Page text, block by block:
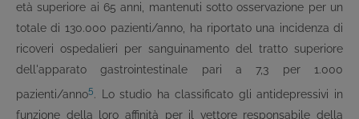
età superiore ai 65 anni, mantenuti sotto osservazione per un
totale di 130.000 pazienti/anno, ha riportato una incidenza di
ricoveri ospedalieri per sanguinamento del tratto superiore
dell'apparato gastrointestinale pari a 7,3 per 1.000
pazienti/anno5. Lo studio ha classificato gli antidepressivi in
funzione della loro affinità per il vettore responsabile della